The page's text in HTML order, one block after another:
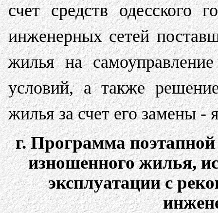
счет средств одесского
инженерных сетей
жилья на
условий, а также
жилья за счет его замены -
г. Программа
изношенного жилья,
эксплуатации с